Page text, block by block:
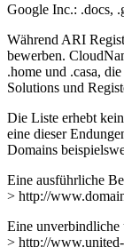
Google Inc.: .docs,
Während ARI
bewerben.
.home und .casa,
Solutions und
Die Liste erhebt
eine dieser
Domains
Eine ausführliche
> http://
Eine unverbindliche
> http://